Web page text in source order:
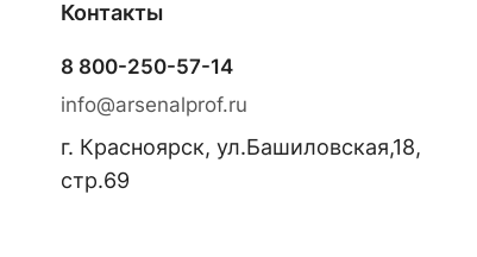
Контакты
8 800-250-57-14
info@arsenalprof.ru
г. Красноярск, ул.Башиловская,18,
стр.69